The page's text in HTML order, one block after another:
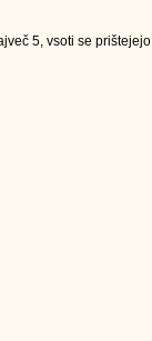
5, vsoti se